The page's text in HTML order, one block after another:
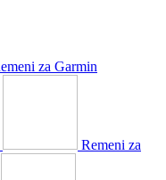
za Garmin
Remeni za